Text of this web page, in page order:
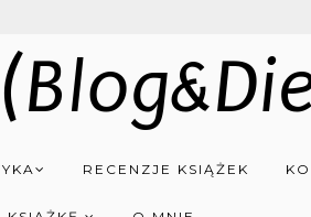
RECENZJE KSIĄŻEK